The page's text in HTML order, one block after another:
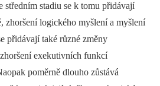
středním stadiu se k tomu přidávají
zhoršení logického myšlení a myšlení
přidávají také různé změny
exekutivních funkcí
poměrně dlouho zůstává